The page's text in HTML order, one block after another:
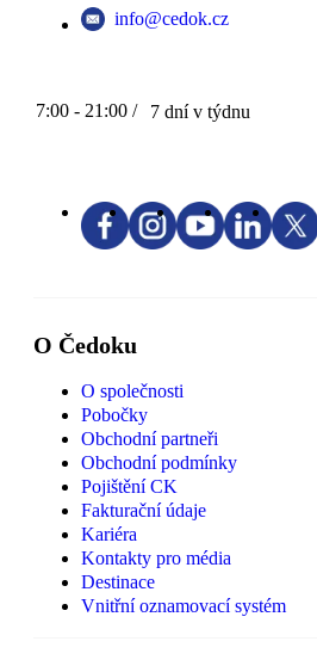
info@cedok.cz
7:00 - 21:00 / 7 dní v týdnu
O Čedoku
O společnosti
Pobočky
Obchodní partneři
Obchodní podmínky
Pojištění CK
Fakturační údaje
Kariéra
Kontakty pro média
Destinace
Vnitřní oznamovací systém